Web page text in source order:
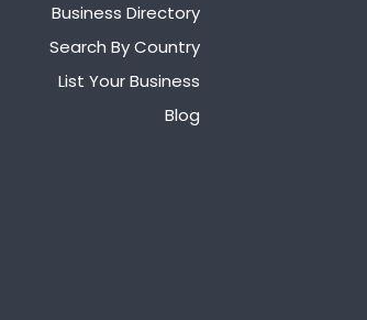
Business Directory
Search By Country
List Your Business
Blog